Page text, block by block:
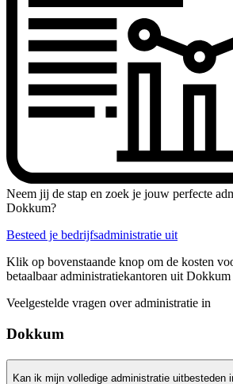
Neem jij de stap en zoek je jouw perfecte
Dokkum?
Besteed je bedrijfsadministratie uit
Klik op bovenstaande knop om de kosten
betaalbaar administratiekantoren uit
Veelgestelde vragen over administratie in
Dokkum
Kan ik mijn volledige administratie uitbesteden